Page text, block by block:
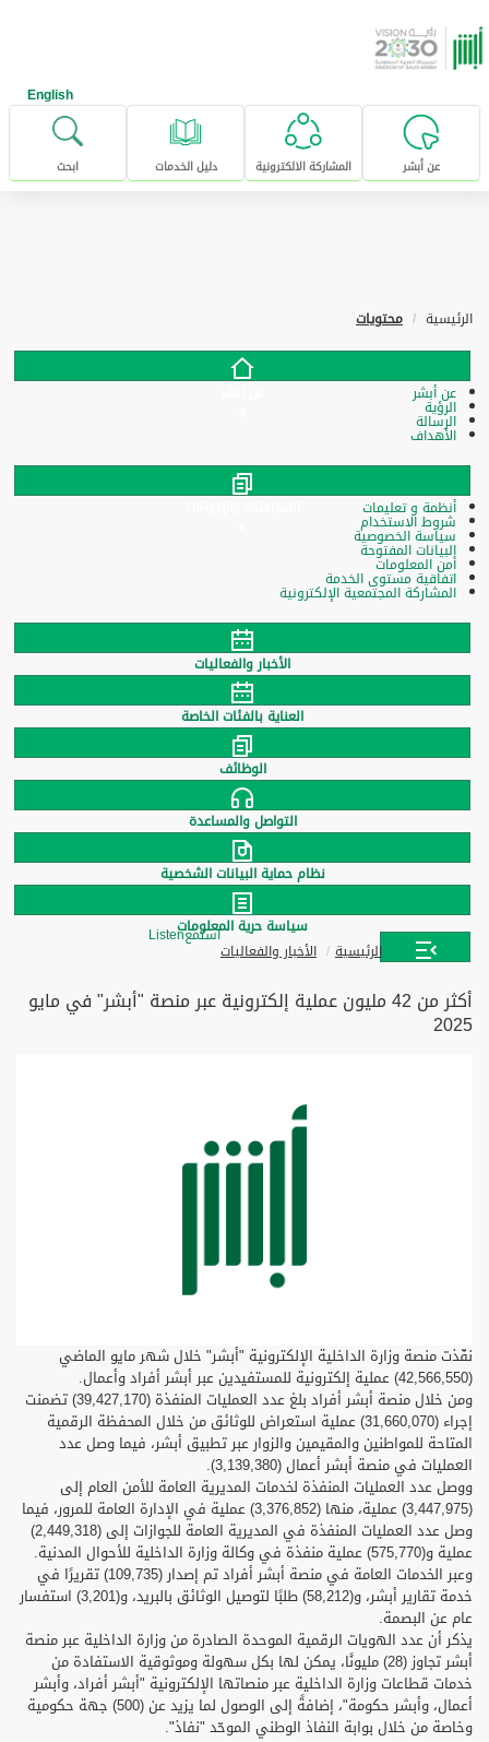
تخطى للإنتقال إلى المحتوى الرئيسي
English
عن أبشر المشاركة الالكترونية دليل الخدمات ابحث
الرئيسية محتويات
عن أبشر
الرؤية
الرسالة
الأهداف
أنظمة و تعليمات
شروط الاستخدام
سياسة الخصوصية
البيانات المفتوحة
أمن المعلومات
اتفاقية مستوى الخدمة
المشاركة المجتمعية الإلكترونية
الأخبار والفعاليات
العناية بالفئات الخاصة
الوظائف
التواصل والمساعدة
نظام حماية البيانات الشخصية
سياسة حرية المعلومات
الرئيسية
الأخبار والفعاليات
استمعListen
أكثر من 42 مليون عملية إلكترونية عبر منصة "أبشر" في مايو
2025
نفّذت منصة وزارة الداخلية الإلكترونية "أبشر" خلال شهر مايو الماضي
(42,566,550) عملية إلكترونية للمستفيدين عبر أبشر أفراد وأعمال.
ومن خلال منصة أبشر أفراد بلغ عدد العمليات المنفذة (39,427,170) تضمنت
إجراء (31,660,070) عملية استعراض للوثائق من خلال المحفظة الرقمية
المتاحة للمواطنين والمقيمين والزوار عبر تطبيق أبشر، فيما وصل عدد
العمليات في منصة أبشر أعمال (3,139,380).
ووصل عدد العمليات المنفذة لخدمات المديرية العامة للأمن العام إلى
(3,447,975) عملية، منها (3,376,852) عملية في الإدارة العامة للمرور، فيما
وصل عدد العمليات المنفذة في المديرية العامة للجوازات إلى (2,449,318)
عملية و(575,770) عملية منفذة في وكالة وزارة الداخلية للأحوال المدنية.
وعبر الخدمات العامة في منصة أبشر أفراد تم إصدار (109,735) تقريرًا في
خدمة تقارير أبشر، و(58,212) طلبًا لتوصيل الوثائق بالبريد، و(3,201) استفسار
عام عن البصمة.
يذكر أن عدد الهويات الرقمية الموحدة الصادرة من وزارة الداخلية عبر منصة
أبشر تجاوز (28) مليونًا، يمكن لها بكل سهولة وموثوقية الاستفادة من
خدمات قطاعات وزارة الداخلية عبر منصاتها الإلكترونية "أبشر أفراد، وأبشر
أعمال، وأبشر حكومة"، إضافةً إلى الوصول لما يزيد عن (500) جهة حكومية
وخاصة من خلال بوابة النفاذ الوطني الموحّد "نفاذ".